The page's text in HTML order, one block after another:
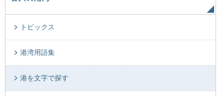
トピックス
港湾用語集
港を文字で探す